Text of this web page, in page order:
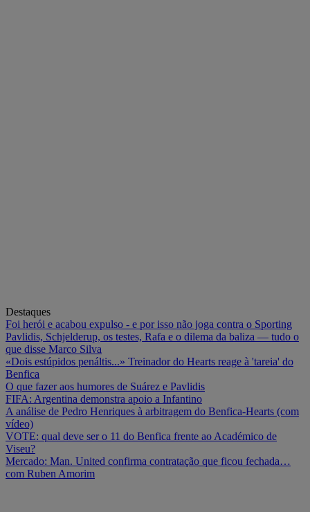
Destaques
Foi herói e acabou expulso - e por isso não joga contra o Sporting
Pavlidis, Schjelderup, os testes, Rafa e o dilema da baliza — tudo o
que disse Marco Silva
«Dois estúpidos penáltis...» Treinador do Hearts reage à 'tareia' do
Benfica
O que fazer aos humores de Suárez e Pavlidis
FIFA: Argentina demonstra apoio a Infantino
A análise de Pedro Henriques à arbitragem do Benfica-Hearts (com
vídeo)
VOTE: qual deve ser o 11 do Benfica frente ao Académico de
Viseu?
Mercado: Man. United confirma contratação que ficou fechada…
com Ruben Amorim